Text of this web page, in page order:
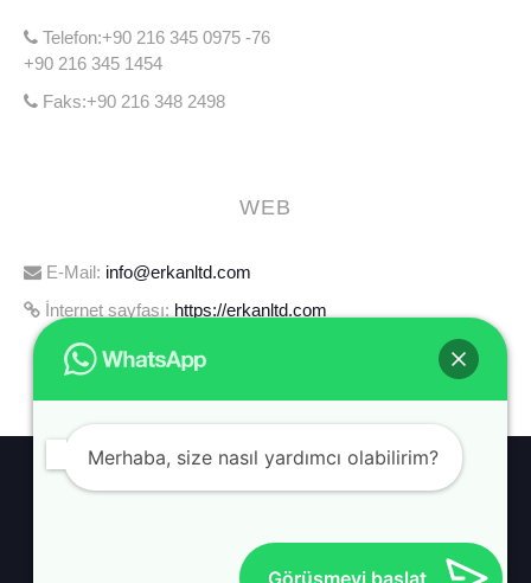
Telefon:+90 216 345 0975 -76
+90 216 345 1454
Faks:+90 216 348 2498
WEB
E-Mail: info@erkanltd.com
İnternet sayfası: https://erkanltd.com
HABERLER
İLETIŞIM
Merhaba, size nasıl yardımcı olabilirim?
Görüşmeyi başlat